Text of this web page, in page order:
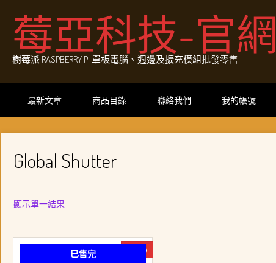
content莓亞科技-官網
樹莓派 RASPBERRY PI 單板電腦、週邊及擴充模組批發零售
最新文章 商品目錄 聯絡我們 我的帳號
Global Shutter
顯示單一結果
已售完 -24%